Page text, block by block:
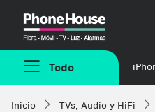
Todo
Inicio TVs, Audio y HiFi